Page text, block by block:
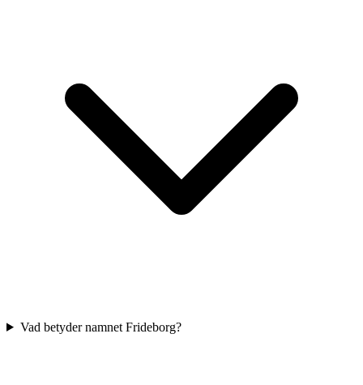
Vad betyder namnet Frideborg?